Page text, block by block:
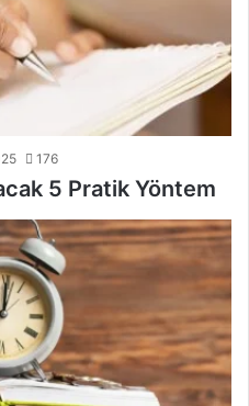
176
5 Pratik Yöntem